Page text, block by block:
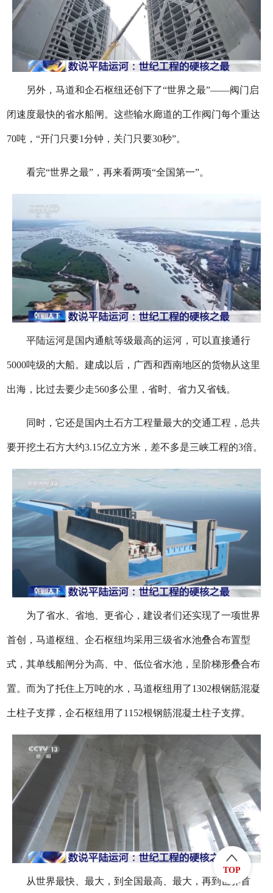
另外，马道和企石枢纽还创下了“世界之最”——阀门启
闭速度最快的省水船闸。这些输水廊道的工作阀门每个重达
70吨，“开门只要1分钟，关门只要30秒”。
看完“世界之最”，再来看两项“全国第一”。
平陆运河是国内通航等级最高的运河，可以直接通行
5000吨级的大船。建成以后，广西和西南地区的货物从这里
出海，比过去要少走560多公里，省时、省力又省钱。
同时，它还是国内土石方工程量最大的交通工程，总共
要开挖土石方大约3.15亿立方米，差不多是三峡工程的3倍。
为了省水、省地、更省心，建设者们还实现了一项世界
首创，马道枢纽、企石枢纽均采用三级省水池叠合布置型
式，其单线船闸分为高、中、低位省水池，呈阶梯形叠合布
置。而为了托住上万吨的水，马道枢纽用了1302根钢筋混凝
土柱子支撑，企石枢纽用了1152根钢筋混凝土柱子支撑。
从世界最快、最大，到全国最高、最大，再到世界首
TOP